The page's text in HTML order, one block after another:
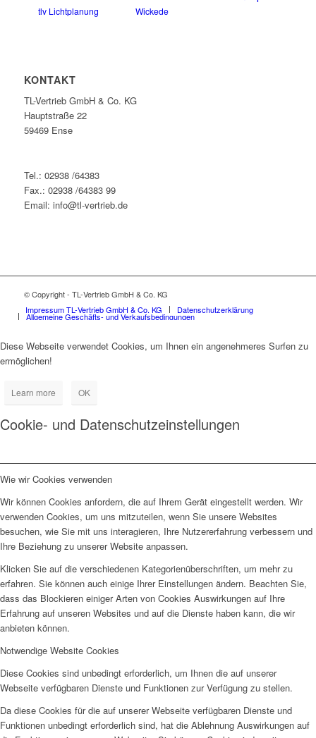
tlv Lichtplanung Wickede
KONTAKT
TL-Vertrieb GmbH & Co. KG
Hauptstraße 22
59469 Ense
Tel.: 02938 /64383
Fax.: 02938 /64383 99
Email: info@tl-vertrieb.de
© Copyright - TL-Vertrieb GmbH & Co. KG
Impressum TL-Vertrieb GmbH & Co. KG
Datenschutzerklärung
Allgemeine Geschäfts- und Verkaufsbedingungen
Diese Webseite verwendet Cookies, um Ihnen ein angenehmeres Surfen zu
ermöglichen!
Learn more OK
Cookie- und Datenschutzeinstellungen
Wie wir Cookies verwenden
Wir können Cookies anfordern, die auf Ihrem Gerät eingestellt werden. Wir
verwenden Cookies, um uns mitzuteilen, wenn Sie unsere Websites
besuchen, wie Sie mit uns interagieren, Ihre Nutzererfahrung verbessern und
Ihre Beziehung zu unserer Website anpassen.
Klicken Sie auf die verschiedenen Kategorienüberschriften, um mehr zu
erfahren. Sie können auch einige Ihrer Einstellungen ändern. Beachten Sie,
dass das Blockieren einiger Arten von Cookies Auswirkungen auf Ihre
Erfahrung auf unseren Websites und auf die Dienste haben kann, die wir
anbieten können.
Notwendige Website Cookies
Diese Cookies sind unbedingt erforderlich, um Ihnen die auf unserer
Webseite verfügbaren Dienste und Funktionen zur Verfügung zu stellen.
Da diese Cookies für die auf unserer Webseite verfügbaren Dienste und
Funktionen unbedingt erforderlich sind, hat die Ablehnung Auswirkungen auf